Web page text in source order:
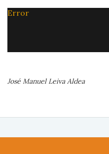
Error
José Manuel Leiva Aldea